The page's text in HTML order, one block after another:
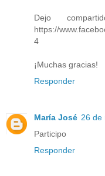
Dejo
https://
4
¡Muchas gracias!
Responder
María José 26 de
Participo
Responder